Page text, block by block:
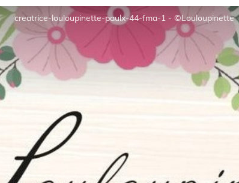
creatrice-louloupinette-paulx-44-fma-1 - ©Louloupinette